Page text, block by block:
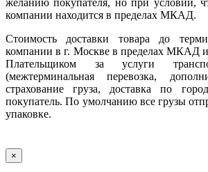
компании находится в пределах МКАД.
Стоимость доставки товара до
компании в г. Москве в пределах МКАД и
Плательщиком за услуги
(межтерминальная перевозка,
страхование груза, доставка по
покупатель. По умолчанию все грузы
упаковке.
×